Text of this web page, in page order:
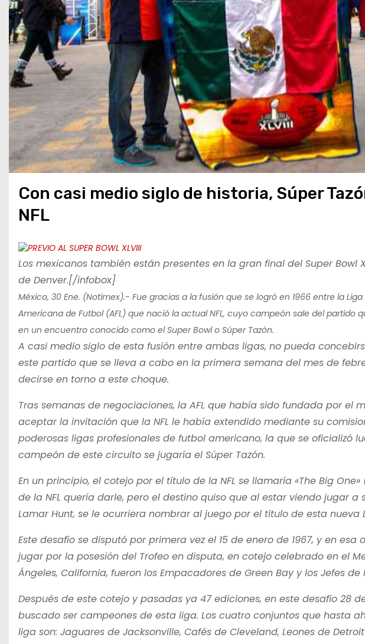
Con casi medio siglo de historia, Súper
NFL
Los mexicanos también están presentes en la gran final del Super Bowl
de Denver.[/infobox]
México, 30 Ene. (Notimex).- Fue gracias a la fusión que se logró en 1966 entre la
Americana de Futbol (AFL) que nació la actual NFL, cuyo campeón sale del partido
en un encuentro conocido como el Super Bowl o Súper Tazón.
A casi medio siglo de esta fusión entre ambas ligas, no pueda
este partido que se lleva a cabo en la primera semana del mes de
decirse en torno a este choque.
Tras semanas de negociaciones, la AFL que había sido fundada por el
aceptar la invitación que la NFL le había extendido mediante su
poderosas ligas profesionales de futbol americano, la que se oficializó
campeón de este circuito se jugaría el Súper Tazón.
En un principio, el cotejo por el título de la NFL se llamaría «The Big
de la NFL quería darle, pero el destino quiso que al estar viendo jugar a
Lamar Hunt, se le ocurriera nombrar al juego por el título de esta nueva
Este desafío se disputó por primera vez el 15 de enero de 1967, y en
jugar por la posesión del Trofeo en disputa, en cotejo celebrado en el
Ángeles, California, fueron los Empacadores de Green Bay y los Jefes de
Después de este cotejo y pasadas ya 47 ediciones, en este desafío 28
buscado ser campeones de esta liga. Los cuatro conjuntos que hasta
liga son: Jaguares de Jacksonville, Cafés de Cleveland, Leones de